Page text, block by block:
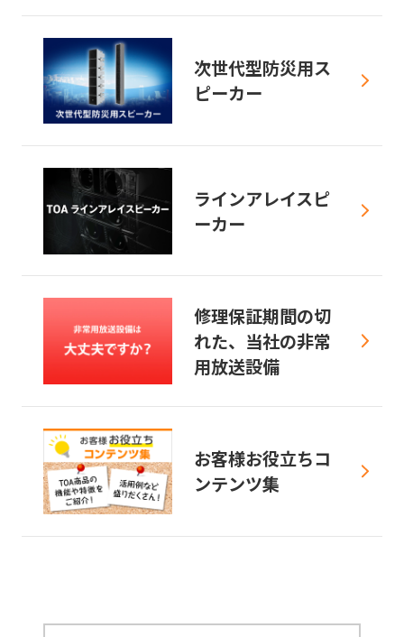
次世代型防災用ス
ピーカー
ラインアレイスピ
ーカー
修理保証期間の切
れた、当社の非常
用放送設備
お客様お役立ちコ
ンテンツ集